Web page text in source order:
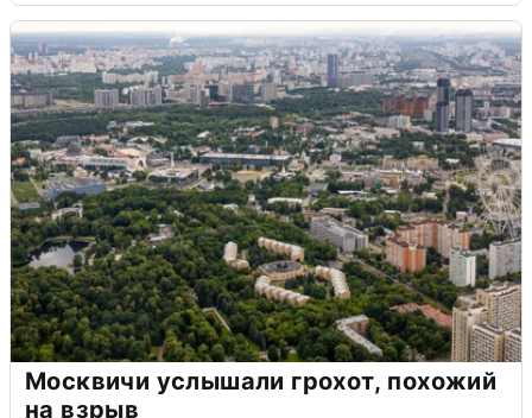
Москвичи услышали грохот, похожий
на взрыв